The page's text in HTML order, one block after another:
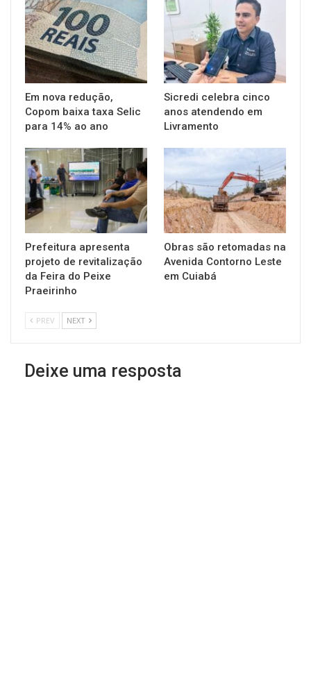
Em nova redução,
Copom baixa taxa Selic
para 14% ao ano
Sicredi celebra cinco
anos atendendo em
Livramento
Prefeitura apresenta
projeto de revitalização
da Feira do Peixe
Praeirinho
Obras são retomadas na
Avenida Contorno Leste
em Cuiabá
PREV NEXT
Deixe uma resposta